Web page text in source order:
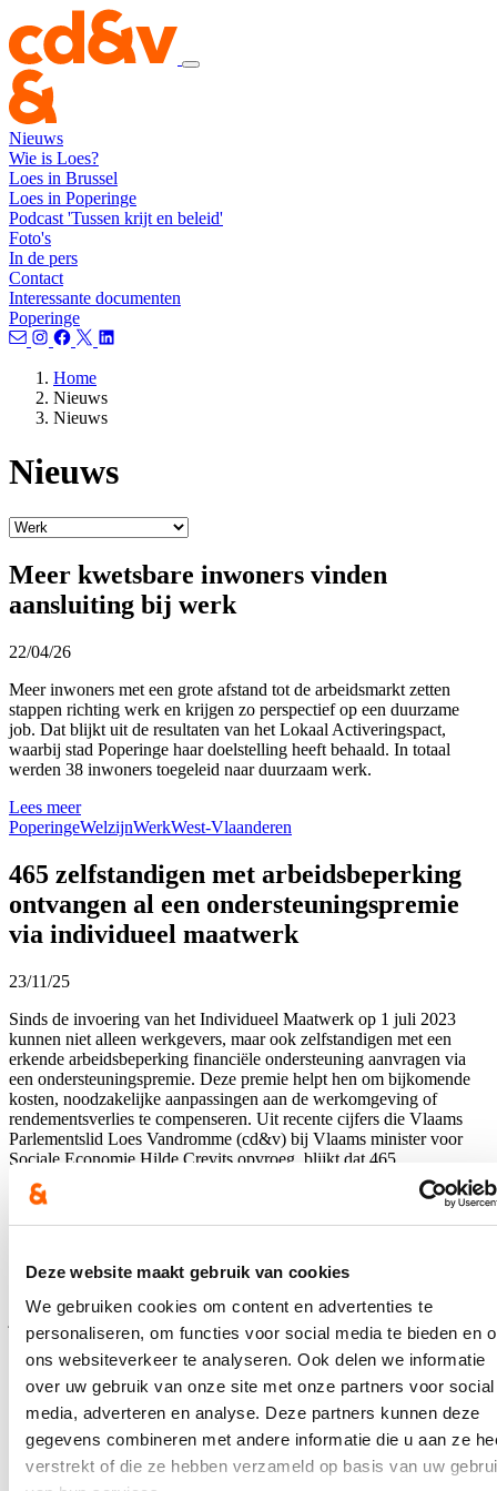
Deze website maakt gebruik van cookies
We gebruiken cookies om content en advertenties te
personaliseren, om functies voor social media te bieden en
ons websiteverkeer te analyseren. Ook delen we informatie
over uw gebruik van onze site met onze partners voor social
media, adverteren en analyse. Deze partners kunnen deze
gegevens combineren met andere informatie die u aan ze
verstrekt of die ze hebben verzameld op basis van uw
Nieuws
Wie is Loes?
Loes in Brussel
Loes in Poperinge
Podcast 'Tussen krijt en beleid'
Foto's
In de pers
Contact
Interessante documenten
Poperinge
Home
Nieuws
Nieuws
Nieuws
Meer kwetsbare inwoners vinden
aansluiting bij werk
22/04/26
Meer inwoners met een grote afstand tot de arbeidsmarkt zetten
stappen richting werk en krijgen zo perspectief op een duurzame
job. Dat blijkt uit de resultaten van het Lokaal Activeringspact,
waarbij stad Poperinge haar doelstelling heeft behaald. In totaal
werden 38 inwoners toegeleid naar duurzaam werk.
Lees meer
PoperingeWelzijnWerkWest-Vlaanderen
465 zelfstandigen met arbeidsbeperking
ontvangen al een ondersteuningspremie
via individueel maatwerk
23/11/25
Sinds de invoering van het Individueel Maatwerk op 1 juli 2023
kunnen niet alleen werkgevers, maar ook zelfstandigen met een
erkende arbeidsbeperking financiële ondersteuning aanvragen via
een ondersteuningspremie. Deze premie helpt hen om bijkomende
kosten, noodzakelijke aanpassingen aan de werkomgeving of
rendementsverlies te compenseren. Uit recente cijfers die Vlaams
Parlementslid Loes Vandromme (cd&v) bij Vlaams minister voor
Sociale Economie Hilde Crevits opvroeg, blijkt dat 465
zelfstandigen sinds de start van de maatregel tot eind augustus 2025
al gebruikmaakten van deze ondersteuningspremie. Dat is een pak
“De maatregel is nog vrij recent, er is zeker nog groeimarge,” zegt
Loes Vandromme. “Minister Crevits gaf eerder al te kennen na vijf
jaar, dus tegen 2028, op kruissnelheid te willen zitten.”
Lees meer
Vlaams Parlement Welzijn West-Vlaanderen
Al 112.000 werkende West-Vlamingen
kregen hun jobbonus uitbetaald: goed
voor 28 miljoen euro extra koopkracht!